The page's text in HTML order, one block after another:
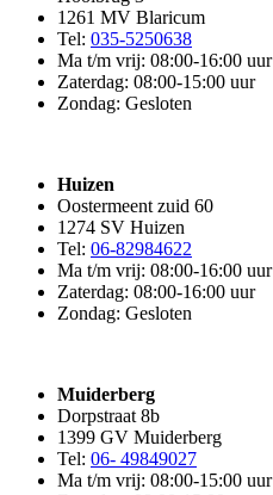
1261 MV Blaricum
Tel: 035-5250638
Ma t/m vrij: 08:00-16:00 uur
Zaterdag: 08:00-15:00 uur
Zondag: Gesloten
Huizen
Oostermeent zuid 60
1274 SV Huizen
Tel: 06-82984622
Ma t/m vrij: 08:00-16:00 uur
Zaterdag: 08:00-16:00 uur
Zondag: Gesloten
Muiderberg
Dorpstraat 8b
1399 GV Muiderberg
Tel: 06- 49849027
Ma t/m vrij: 08:00-15:00 uur